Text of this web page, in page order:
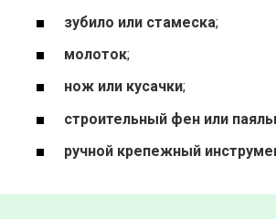
зубило или стамеска;
молоток;
нож или кусачки;
строительный фен или
ручной крепежный